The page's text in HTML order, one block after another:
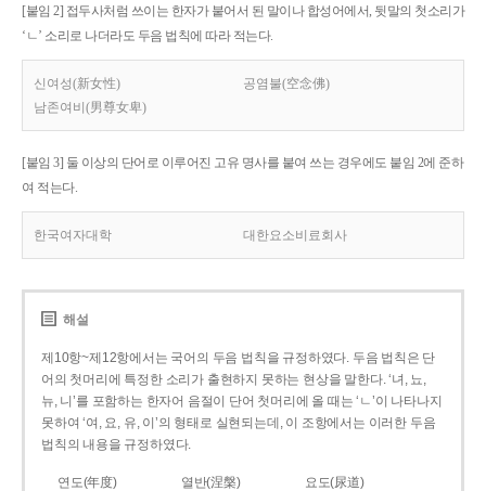
[붙임 2] 접두사처럼 쓰이는 한자가 붙어서 된 말이나 합성어에서, 뒷말의 첫소리가
‘ㄴ’ 소리로 나더라도 두음 법칙에 따라 적는다.
신여성(新女性)
공염불(空念佛)
남존여비(男尊女卑)
[붙임 3] 둘 이상의 단어로 이루어진 고유 명사를 붙여 쓰는 경우에도 붙임 2에 준하
여 적는다.
한국여자대학 대한요소비료회사
해설
제10항~제12항에서는 국어의 두음 법칙을 규정하였다. 두음 법칙은 단
어의 첫머리에 특정한 소리가 출현하지 못하는 현상을 말한다. ‘녀, 뇨,
뉴, 니’를 포함하는 한자어 음절이 단어 첫머리에 올 때는 ‘ㄴ’이 나타나지
못하여 ‘여, 요, 유, 이’의 형태로 실현되는데, 이 조항에서는 이러한 두음
법칙의 내용을 규정하였다.
연도(年度) 열반(涅槃)
요도(尿道)